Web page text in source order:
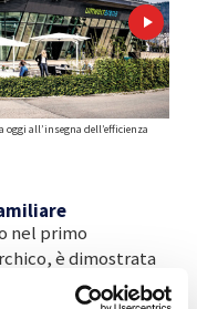
all’insegna dell’efficienza
nel primo
è dimostrata
meno energia